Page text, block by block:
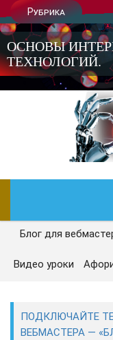
Рубрика
ОСНОВЫ
ТЕХНОЛОГИЙ.
ГЛАВНАЯ
СЕГОДНЯ
Блог для
Видео уроки
ПОДКЛЮЧАЙТЕ
ВЕБМАСТЕРА —